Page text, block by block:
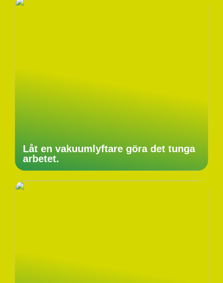
Låt en vakuumlyftare göra det tunga
arbetet.